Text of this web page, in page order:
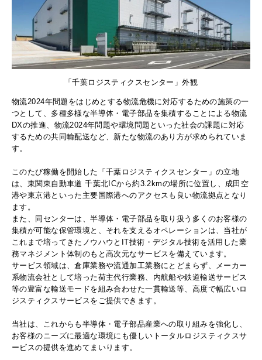
「千葉ロジスティクスセンター」外観
物流2024年問題をはじめとする物流危機に対応するための施策の一
つとして、多種多様な半導体・電子部品を集積することによる物流
DXの推進、物流2024年問題や環境問題といった社会の課題に対応
するための共同輸配送など、新たな物流のあり方が求められていま
す。
このたび稼働を開始した「千葉ロジスティクスセンター」の立地
は、東関東自動車道 千葉北ICから約3.2kmの場所に位置し、成田空
港や東京港といった主要国際港へのアクセスも良い物流拠点となり
ます。
また、同センターは、半導体・電子部品を取り扱う多くのお客様の
集積が可能な保管環境と、それを支えるオペレーションは、当社が
これまで培ってきたノウハウとIT技術・デジタル技術を活用した業
務マネジメント体制のもと高次元なサービスを備えています。
サービス領域は、倉庫業務や流通加工業務にとどまらず、メーカー
系物流会社として培った荷主代行業務、内航船や鉄道輸送サービス
等の豊富な輸送モードを組み合わせた一貫輸送等、高度で幅広いロ
ジスティクスサービスをご提供できます。
当社は、これからも半導体・電子部品産業への取り組みを強化し、
お客様のニーズに最適な環境にも優しいトータルロジスティクスサ
ービスの提供を進めてまいります。